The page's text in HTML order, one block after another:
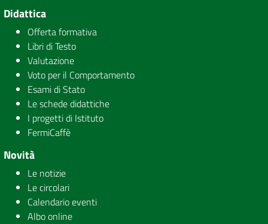
Didattica
Offerta formativa
Libri di Testo
Valutazione
Voto per il Comportamento
Esami di Stato
Le schede didattiche
I progetti di Istituto
FermiCaffè
Novità
Le notizie
Le circolari
Calendario eventi
Albo online